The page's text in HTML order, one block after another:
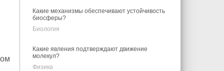
Какие механизмы обеспечивают устойчивость
биосферы?
Биология
Какие явления подтверждают движение
молекул?
Физика